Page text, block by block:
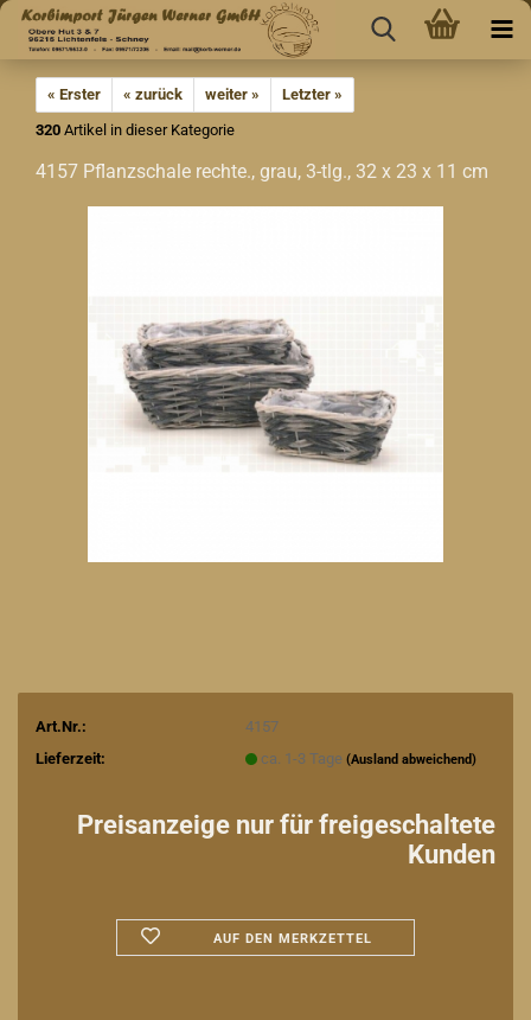
« Erster « zurück weiter »
Letzter »
320 Artikel in dieser Kategorie
4157 Pflanzschale rechte., grau, 3-tlg., 32 x 23 x 11 cm
Art.Nr.:
4157
Lieferzeit:
ca. 1-3 Tage (Ausland abweichend)
Preisanzeige nur für freigeschaltete
Kunden
AUF DEN MERKZETTEL